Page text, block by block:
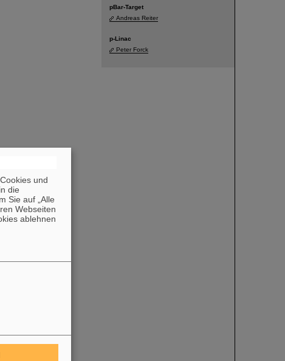
pBar-Target
Andreas Reiter
p-Linac
Peter Forck
und
die
Sie auf „Alle
Webseiten
ablehnen